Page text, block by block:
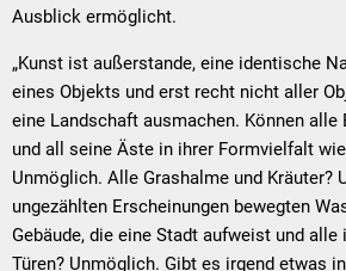
Ausblick ermöglicht.
„Kunst ist außerstande, eine identische
eines Objekts und erst recht nicht aller
eine Landschaft ausmachen. Können alle
und all seine Äste in ihrer Formvielfalt
Unmöglich. Alle Grashalme und Kräuter?
ungezählten Erscheinungen bewegten
Gebäude, die eine Stadt aufweist und alle
Türen? Unmöglich. Gibt es irgend etwas